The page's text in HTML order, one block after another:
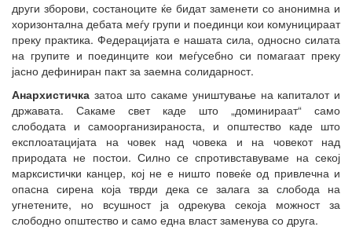
други зборови, состаноците ќе бидат заменети со анонимна и
хоризонтална дебата меѓу групи и поединци кои комуницираат
преку практика. Федерацијата е нашата сила, односно силата
на групите и поединците кои меѓусебно си помагаат преку
јасно дефиниран пакт за заемна солидарност.
Анархистичка затоа што сакаме уништување на капиталот и
државата. Сакаме свет каде што „доминираат“ само
слободата и самоорганизираноста, и општество каде што
експлоатацијата на човек над човека и на човекот над
природата не постои. Силно се спротивставуваме на секој
марксистички канцер, кој не е ништо повеќе од привлечна и
опасна сирена која тврди дека се залага за слобода на
угнетените, но всушност ја одрекува секоја можност за
слободно општество и само една власт заменува со друга.